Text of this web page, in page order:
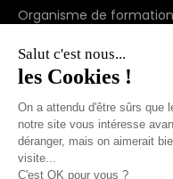
Organisme de formation
© 2025 Join Lion. Tous
+33 7 57 91 69 44
Salut c'est nous...
les Cookies !
On a attendu d'être sûrs que
notre site vous intéresse
déranger, mais on aimerait
visite...
C'est OK pour vous ?